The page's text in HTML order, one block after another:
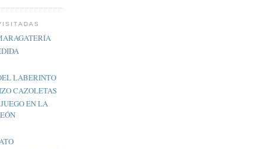
LABERINTO
CAZOLETAS
EN LA